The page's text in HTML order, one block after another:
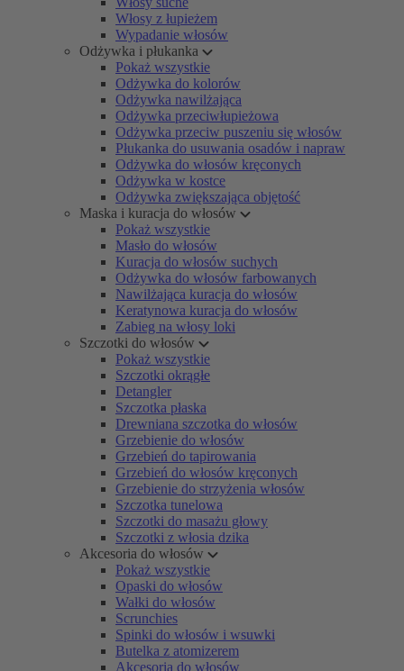
Włosy z łupieżem
Wypadanie włosów
Odżywka i płukanka
Pokaż wszystkie
Odżywka do kolorów
Odżywka nawilżająca
Odżywka przeciwłupieżowa
Odżywka przeciw puszeniu się włosów
Płukanka do usuwania osadów i napraw
Odżywka do włosów kręconych
Odżywka w kostce
Odżywka zwiększająca objętość
Maska i kuracja do włosów
Pokaż wszystkie
Masło do włosów
Kuracja do włosów suchych
Odżywka do włosów farbowanych
Nawilżająca kuracja do włosów
Keratynowa kuracja do włosów
Zabieg na włosy loki
Szczotki do włosów
Pokaż wszystkie
Szczotki okrągłe
Detangler
Szczotka płaska
Drewniana szczotka do włosów
Grzebienie do włosów
Grzebień do tapirowania
Grzebień do włosów kręconych
Grzebienie do strzyżenia włosów
Szczotka tunelowa
Szczotki do masażu głowy
Szczotki z włosia dzika
Akcesoria do włosów
Pokaż wszystkie
Opaski do włosów
Wałki do włosów
Scrunchies
Spinki do włosów i wsuwki
Butelka z atomizerem
Akcesoria do włosów